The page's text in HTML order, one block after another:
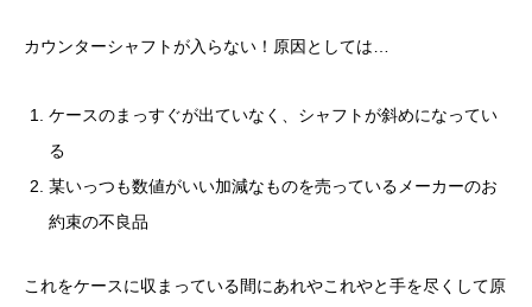
カウンターシャフトが入らない！原因としては…
ケースのまっすぐが出ていなく、シャフトが斜めになってい
る
某いっつも数値がいい加減なものを売っているメーカーのお
約束の不良品
これをケースに収まっている間にあれやこれやと手を尽くして原